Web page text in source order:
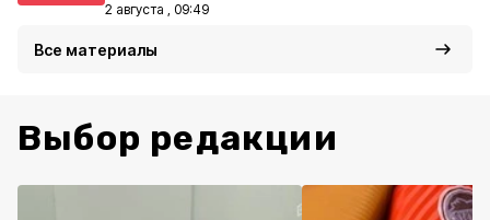
2 августа , 09:49
Все материалы
Выбор редакции